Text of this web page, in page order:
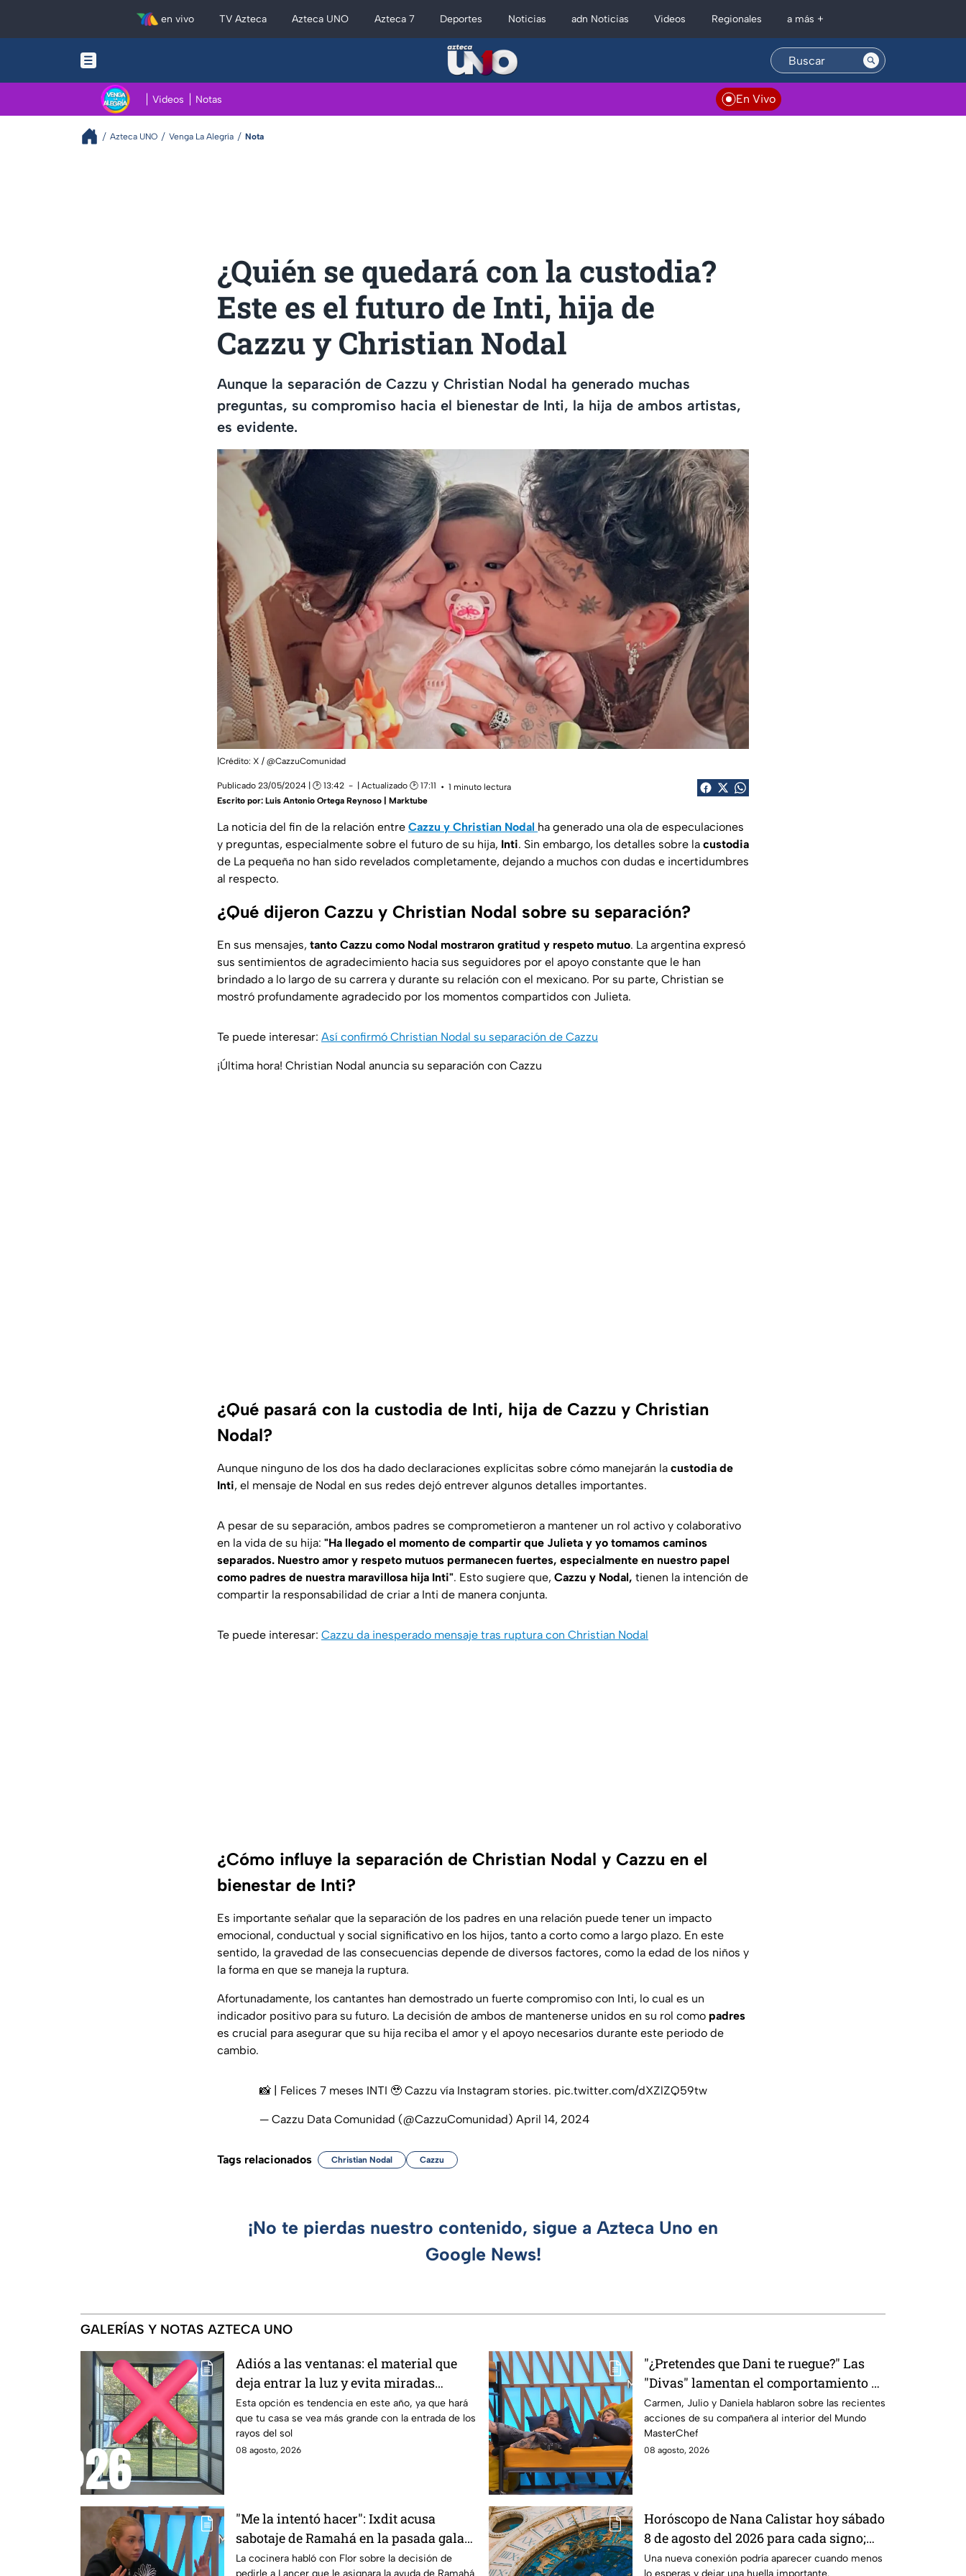
en vivo TV Azteca Azteca UNO Azteca 7 Deportes Noticias adn Noticias Videos Regionales a más +
Videos Notas En Vivo
Azteca UNO Venga La Alegría Nota
¿Quién se quedará con la custodia?
Este es el futuro de Inti, hija de
Cazzu y Christian Nodal
Aunque la separación de Cazzu y Christian Nodal ha generado muchas
preguntas, su compromiso hacia el bienestar de Inti, la hija de ambos artistas,
es evidente.
|Crédito: X / @CazzuComunidad
Publicado 23/05/2024 | 🕑 13:42 | Actualizado 🕑 17:11
1 minuto lectura
Escrito por: Luis Antonio Ortega Reynoso | Marktube
La noticia del fin de la relación entre Cazzu y Christian Nodal ha generado una ola de especulaciones
y preguntas, especialmente sobre el futuro de su hija, Inti. Sin embargo, los detalles sobre la custodia
de La pequeña no han sido revelados completamente, dejando a muchos con dudas e incertidumbres
al respecto.
¿Qué dijeron Cazzu y Christian Nodal sobre su separación?
En sus mensajes, tanto Cazzu como Nodal mostraron gratitud y respeto mutuo. La argentina expresó
sus sentimientos de agradecimiento hacia sus seguidores por el apoyo constante que le han
brindado a lo largo de su carrera y durante su relación con el mexicano. Por su parte, Christian se
mostró profundamente agradecido por los momentos compartidos con Julieta.
Te puede interesar: Así confirmó Christian Nodal su separación de Cazzu
¡Última hora! Christian Nodal anuncia su separación con Cazzu
¿Qué pasará con la custodia de Inti, hija de Cazzu y Christian
Nodal?
Aunque ninguno de los dos ha dado declaraciones explícitas sobre cómo manejarán la custodia de
Inti, el mensaje de Nodal en sus redes dejó entrever algunos detalles importantes.
A pesar de su separación, ambos padres se comprometieron a mantener un rol activo y colaborativo
en la vida de su hija: "Ha llegado el momento de compartir que Julieta y yo tomamos caminos
separados. Nuestro amor y respeto mutuos permanecen fuertes, especialmente en nuestro papel
como padres de nuestra maravillosa hija Inti". Esto sugiere que, Cazzu y Nodal, tienen la intención de
compartir la responsabilidad de criar a Inti de manera conjunta.
Te puede interesar: Cazzu da inesperado mensaje tras ruptura con Christian Nodal
¿Cómo influye la separación de Christian Nodal y Cazzu en el
bienestar de Inti?
Es importante señalar que la separación de los padres en una relación puede tener un impacto
emocional, conductual y social significativo en los hijos, tanto a corto como a largo plazo. En este
sentido, la gravedad de las consecuencias depende de diversos factores, como la edad de los niños y
la forma en que se maneja la ruptura.
Afortunadamente, los cantantes han demostrado un fuerte compromiso con Inti, lo cual es un
indicador positivo para su futuro. La decisión de ambos de mantenerse unidos en su rol como padres
es crucial para asegurar que su hija reciba el amor y el apoyo necesarios durante este periodo de
cambio.
📸 | Felices 7 meses INTI 🥹 Cazzu vía Instagram stories. pic.twitter.com/dXZlZQ59tw
— Cazzu Data Comunidad (@CazzuComunidad) April 14, 2024
Tags relacionados Christian Nodal Cazzu
¡No te pierdas nuestro contenido, sigue a Azteca Uno en
Google News!
GALERÍAS Y NOTAS AZTECA UNO
Adiós a las ventanas: el material que
deja entrar la luz y evita miradas
indiscretas en casa
Esta opción es tendencia en este año, ya que hará
que tu casa se vea más grande con la entrada de los
rayos del sol
08 agosto, 2026
"¿Pretendes que Dani te ruegue?" Las
"Divas" lamentan el comportamiento de
Michelle en MasterChef 24/7
Carmen, Julio y Daniela hablaron sobre las recientes
acciones de su compañera al interior del Mundo
MasterChef
08 agosto, 2026
"Me la intentó hacer": Ixdit acusa
sabotaje de Ramahá en la pasada gala
de salvación de MasterChef 24/7
La cocinera habló con Flor sobre la decisión de
Horóscopo de Nana Calistar hoy sábado
8 de agosto del 2026 para cada signo;
una conexión inesperada podría
Una nueva conexión podría aparecer cuando menos